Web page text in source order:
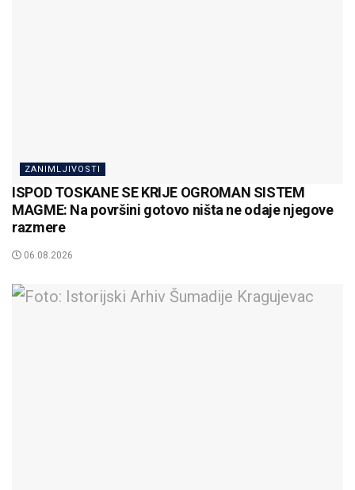
ZANIMLJIVOSTI
ISPOD TOSKANE SE KRIJE OGROMAN SISTEM
MAGME: Na površini gotovo ništa ne odaje njegove
razmere
06.08.2026